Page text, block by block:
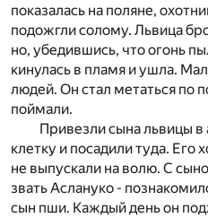
показалась на поляне,
подожгли солому. Львица
но, убедившись, что огонь
кинулась в пламя и ушла.
людей. Он стал метаться по
поймали.
Привезли сына львицы в
клетку и посадили туда. Его
не выпускали на волю. С
звать Аслануко -
сын пши. Каждый день он